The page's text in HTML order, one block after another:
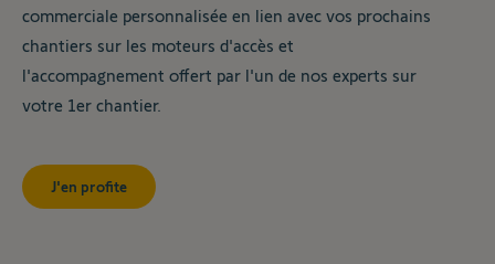
commerciale personnalisée en lien avec vos prochains
chantiers sur les moteurs d'accès et
l'accompagnement offert par l'un de nos experts sur
votre 1er chantier.
J'en profite